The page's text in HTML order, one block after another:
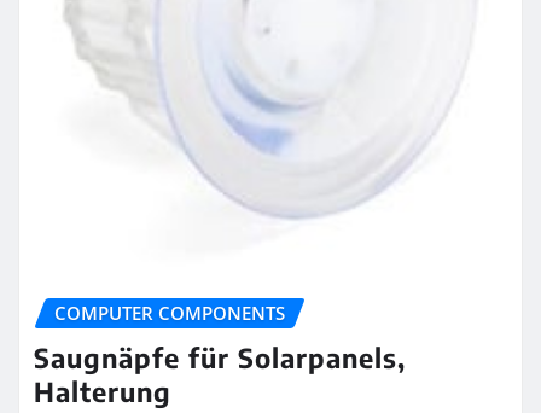
COMPUTER COMPONENTS
Saugnäpfe für Solarpanels,
Halterung